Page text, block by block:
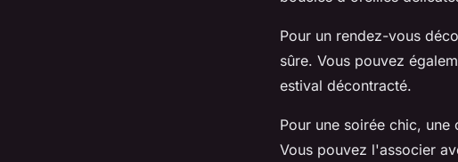
Pour un rendez-vous
sûre. Vous pouvez
estival décontracté.
Pour une soirée chic,
Vous pouvez l'associer